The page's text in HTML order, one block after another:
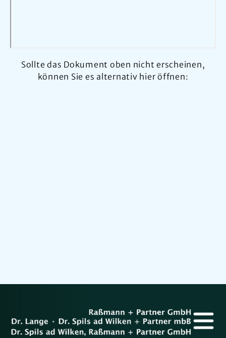
Sollte das Dokument oben nicht erscheinen,
können Sie es alternativ hier öffnen: